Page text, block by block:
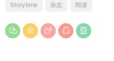
Storytime 杂志 阅读